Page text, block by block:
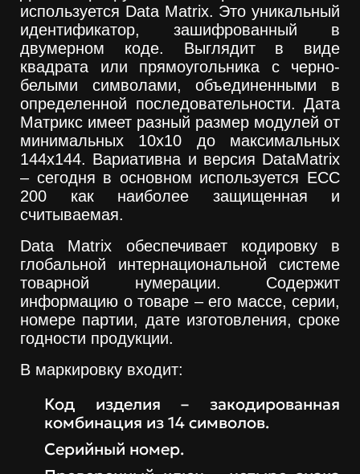
используется Data Matrix. Это уникальный
идентификатор, зашифрованный в
двумерном коде. Выглядит в виде
квадрата или прямоугольника с черно-
белыми символами, объединенными в
определенной последовательности. Дата
Матрикс имеет разный размер модулей от
минимальных 10x10 до максимальных
144x144. Вариативна и версия DataMatrix
– сегодня в основном используется ECC
200 как наиболее защищенная и
считываемая.
Data Matrix обеспечивает кодировку в
глобальной интернациональной системе
товарной нумерации. Содержит
информацию о товаре – его массе, серии,
номере партии, дате изготовления, сроке
годности продукции.
В маркировку входит:
Код изделия – закодированная
комбинация из 14 символов.
Серийный номер.